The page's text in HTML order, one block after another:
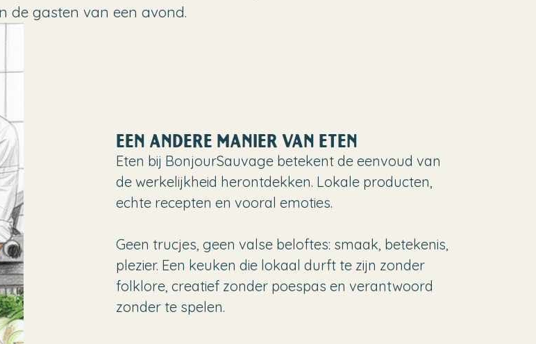
de gasten van een avond.
EEN ANDERE MANIER VAN ETEN
Eten bij BonjourSauvage betekent de eenvoud van
de werkelijkheid herontdekken. Lokale producten,
echte recepten en vooral emoties.
Geen trucjes, geen valse beloftes: smaak, betekenis,
plezier. Een keuken die lokaal durft te zijn zonder
folklore, creatief zonder poespas en verantwoord
zonder te spelen.